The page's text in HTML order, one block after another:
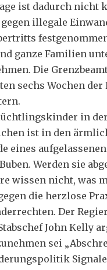
ist dadurch nicht
illegale
ganze Familien
Die
sechs Wochen
in
ist in den
eines
Werden sie
wissen nicht, was
die herzlose
Der
John Kelly
sei